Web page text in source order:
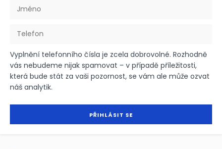
Vyplnění telefonního čísla je zcela dobrovolné. Rozhodně
vás nebudeme nijak spamovat – v případě příležitosti,
která bude stát za vaši pozornost, se vám ale může ozvat
náš analytik.